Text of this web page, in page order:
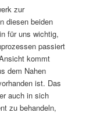
zur
diesen beiden
für uns wichtig,
passiert
kommt
dem Nahen
ist. Das
auch in sich
zu behandeln,